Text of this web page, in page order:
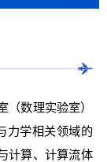
（数理实验室）
力学相关领域的
计算、计算流体